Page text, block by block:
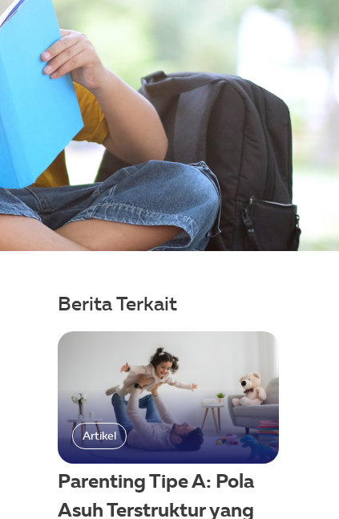
Berita Terkait
Artikel
Parenting Tipe A: Pola
Asuh Terstruktur yang